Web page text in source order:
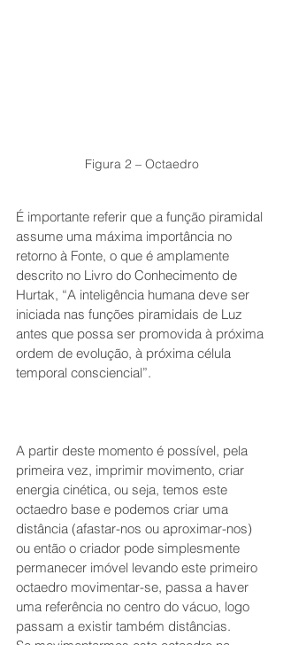
Figura 2 – Octaedro
É importante referir que a função piramidal
assume uma máxima importância no
retorno à Fonte, o que é amplamente
descrito no Livro do Conhecimento de
Hurtak, “A inteligência humana deve ser
iniciada nas funções piramidais de Luz
antes que possa ser promovida à próxima
ordem de evolução, à próxima célula
temporal consciencial”.
A partir deste momento é possível, pela
primeira vez, imprimir movimento, criar
energia cinética, ou seja, temos este
octaedro base e podemos criar uma
distância (afastar-nos ou aproximar-nos)
ou então o criador pode simplesmente
permanecer imóvel levando este primeiro
octaedro movimentar-se, passa a haver
uma referência no centro do vácuo, logo
passam a existir também distâncias.